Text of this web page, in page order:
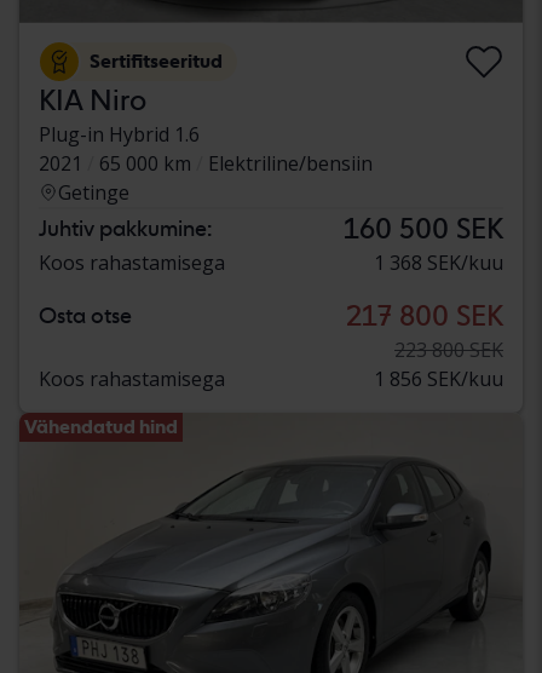
Sertifitseeritud
KIA Niro
Plug-in Hybrid 1.6
2021
65 000 km
Elektriline/bensiin
Getinge
Juhtiv pakkumine: 160 500 SEK
Koos rahastamisega 1 368 SEK/kuu
Osta otse 217 800 SEK
223 800 SEK
Koos rahastamisega
1 856 SEK/kuu
Vähendatud hind